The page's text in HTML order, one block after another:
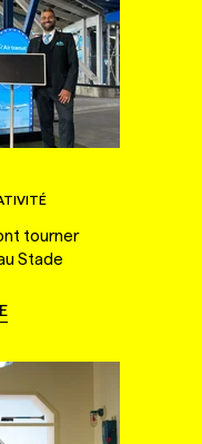
tourner
Stade